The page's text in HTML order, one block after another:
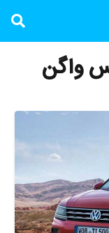
واگن